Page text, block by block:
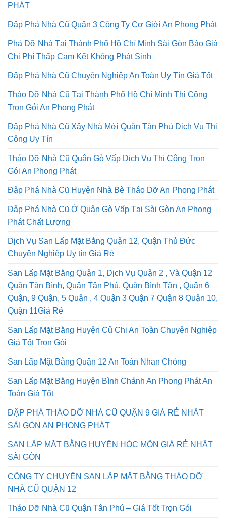
PHÁT
Đập Phá Nhà Cũ Quận 3 Công Ty Cơ Giới An Phong Phát
Phá Dỡ Nhà Tại Thành Phố Hồ Chí Minh Sài Gòn Báo Giá
Chi Phí Thấp Cam Kết Không Phát Sinh
Đập Phá Nhà Cũ Chuyên Nghiệp An Toàn Uy Tín Giá Tốt
Tháo Dỡ Nhà Cũ Tại Thành Phố Hồ Chí Minh Thi Công
Trọn Gói An Phong Phát
Đập Phá Nhà Cũ Xây Nhà Mới Quận Tân Phú Dịch Vụ Thi
Công Uy Tín
Tháo Dỡ Nhà Cũ Quận Gò Vấp Dịch Vụ Thi Công Trọn
Gói An Phong Phát
Đập Phá Nhà Cũ Huyện Nhà Bè Tháo Dỡ An Phong Phát
Đập Phá Nhà Cũ Ở Quận Gò Vấp Tại Sài Gòn An Phong
Phát Chất Lượng
Dịch Vụ San Lấp Mặt Bằng Quận 12, Quận Thủ Đức
Chuyên Nghiệp Uy tín Giá Rẻ
San Lấp Mặt Bằng Quận 1, Dịch Vụ Quận 2 , Và Quận 12
Quận Tân Bình, Quận Tân Phú, Quận Bình Tân , Quận 6
Quận, 9 Quận, 5 Quận , 4 Quận 3 Quận 7 Quận 8 Quận 10,
Quận 11Giá Rẻ
San Lấp Mặt Bằng Huyện Củ Chi An Toàn Chuyên Nghiệp
Giá Tốt Trọn Gói
San Lấp Mặt Bằng Quận 12 An Toàn Nhan Chóng
San Lấp Mặt Bằng Huyện Bình Chánh An Phong Phát An
Toàn Giá Tốt
ĐẬP PHÁ THÁO DỠ NHÀ CŨ QUẬN 9 GIÁ RẺ NHẤT
SÀI GÒN AN PHONG PHÁT
SAN LẤP MẶT BẰNG HUYỆN HÓC MÔN GIÁ RẺ NHẤT
SÀI GÒN
CÔNG TY CHUYÊN SAN LẤP MẶT BẰNG THÁO DỠ
NHÀ CŨ QUẬN 12
Tháo Dỡ Nhà Cũ Quận Tân Phú – Giá Tốt Trọn Gói